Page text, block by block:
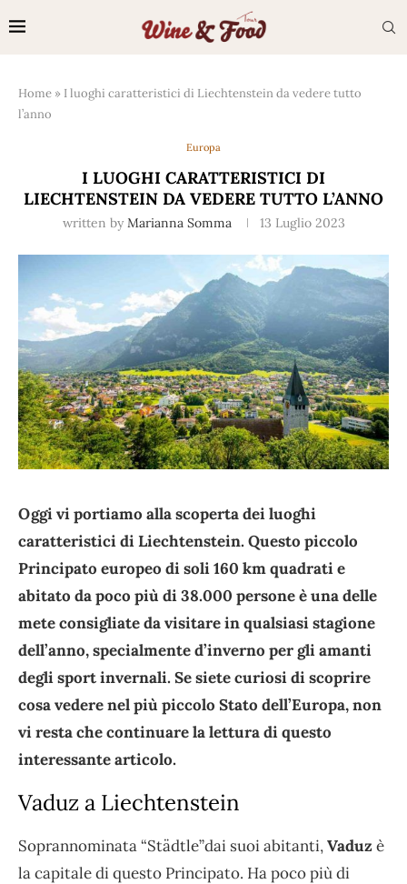
Home » I luoghi caratteristici di Liechtenstein da vedere tutto
l’anno
Europa
I LUOGHI CARATTERISTICI DI
LIECHTENSTEIN DA VEDERE TUTTO L’ANNO
written by Marianna Somma 13 Luglio 2023
Oggi vi portiamo alla scoperta dei luoghi
caratteristici di Liechtenstein. Questo piccolo
Principato europeo di soli 160 km quadrati e
abitato da poco più di 38.000 persone è una delle
mete consigliate da visitare in qualsiasi stagione
dell’anno, specialmente d’inverno per gli amanti
degli sport invernali. Se siete curiosi di scoprire
cosa vedere nel più piccolo Stato dell’Europa, non
vi resta che continuare la lettura di questo
interessante articolo.
Vaduz a Liechtenstein
Soprannominata“Städtle”dai suoi abitanti,Vaduz è
la capitale di questo Principato. Ha poco più di